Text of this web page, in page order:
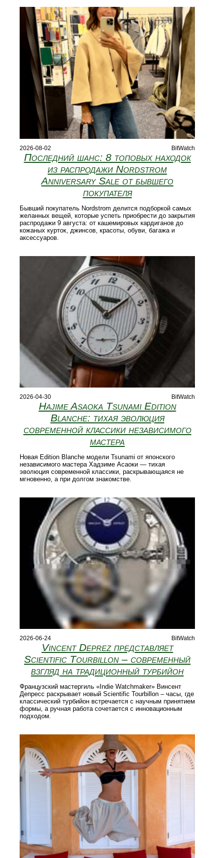
2026-08-02 BitWatch
Последний шанс: 8 топовых находок
из распродажи Nordstrom
Anniversary Sale от бывшего
покупателя
Бывший покупатель Nordstrom делится подборкой самых
желанных вещей, которые успеть приобрести до закрытия
распродажи 9 августа: от кашемировых кардиганов до
кожаных курток, джинсов, красоты, обуви, багажа и
аксессуаров.
2026-04-30 BitWatch
Hajime Asaoka Tsunami Edition
Blanche: тихая эволюция
современной классики независимого
мастера
Новая Edition Blanche модели Tsunami от японского
независимого мастера Хадзиме Асаоки — тихая
эволюция современной классики, раскрывающаяся не
мгновенно, а при долгом знакомстве.
2026-06-24 BitWatch
Vincent Deprez представляет
Scientific Tourbillon – современный
взгляд на традиционный турбийон
Французский мастергиль «Indie Watchmaker» Винсент
Депресс раскрывает новый Scientific Tourbillon – часы, где
классический турбийон встречается с научным принятием
формы, а ручная работа сочетается с инновационным
подходом.